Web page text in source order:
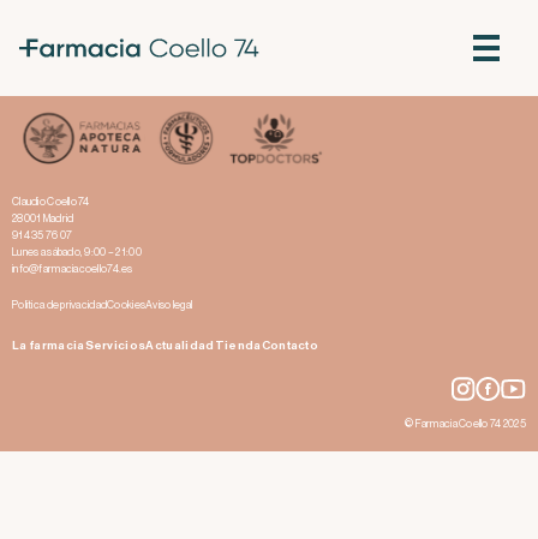
Claudio Coello 74
28001 Madrid
914 35 76 07
Lunes a sábado, 9:00 – 21:00
info@farmaciacoello74.es
Política de privacidadCookiesAviso legal
La farmacia ServiciosActualidad Tienda Contacto
© Farmacia Coello 74 2025